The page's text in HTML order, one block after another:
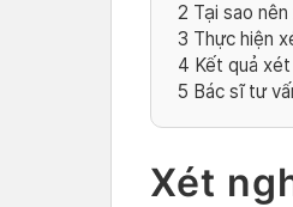
2 Tại sao
3 Thực hiện
4 Kết quả
5 Bác sĩ tư
Xét